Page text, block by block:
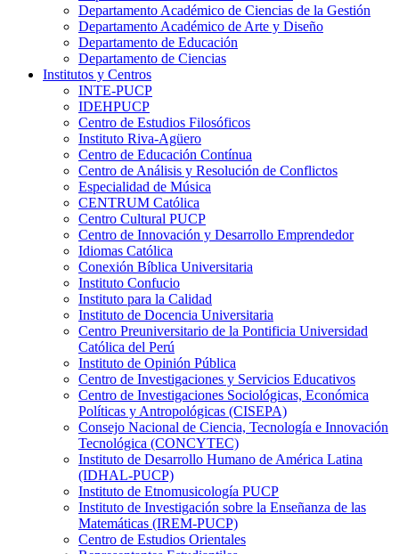
Departamento Académico de Ciencias de la Gestión
Departamento Académico de Arte y Diseño
Departamento de Educación
Departamento de Ciencias
Institutos y Centros
INTE-PUCP
IDEHPUCP
Centro de Estudios Filosóficos
Instituto Riva-Agüero
Centro de Educación Contínua
Centro de Análisis y Resolución de Conflictos
Especialidad de Música
CENTRUM Católica
Centro Cultural PUCP
Centro de Innovación y Desarrollo Emprendedor
Idiomas Católica
Conexión Bíblica Universitaria
Instituto Confucio
Instituto para la Calidad
Instituto de Docencia Universitaria
Centro Preuniversitario de la Pontificia Universidad
Católica del Perú
Instituto de Opinión Pública
Centro de Investigaciones y Servicios Educativos
Centro de Investigaciones Sociológicas, Económica
Políticas y Antropológicas (CISEPA)
Consejo Nacional de Ciencia, Tecnología e Innovación
Tecnológica (CONCYTEC)
Instituto de Desarrollo Humano de América Latina
(IDHAL-PUCP)
Instituto de Etnomusicología PUCP
Instituto de Investigación sobre la Enseñanza de las
Matemáticas (IREM-PUCP)
Centro de Estudios Orientales